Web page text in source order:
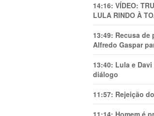
14:16: VÍDEO:
LULA RINDO À
13:49: Recusa de
Alfredo Gaspar
13:40: Lula e
diálogo
11:57: Rejeição
11:14: Homem é